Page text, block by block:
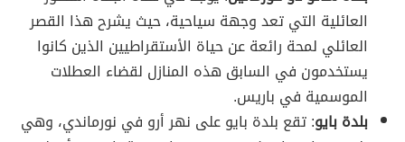
العائلية التي تعد وجهة سياحية، حيث يشرح هذا القصر
العائلي لمحة رائعة عن حياة الأستقراطيين الذين كانوا
يستخدمون في السابق هذه المنازل لقضاء العطلات
الموسمية في باريس.
بلدة بايو: تقع بلدة بايو على نهر أرو في نورماندي، وهي